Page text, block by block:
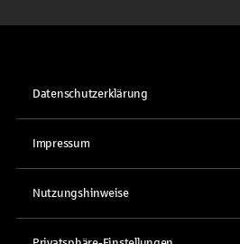
Datenschutzerklärung
Impressum
Nutzungshinweise